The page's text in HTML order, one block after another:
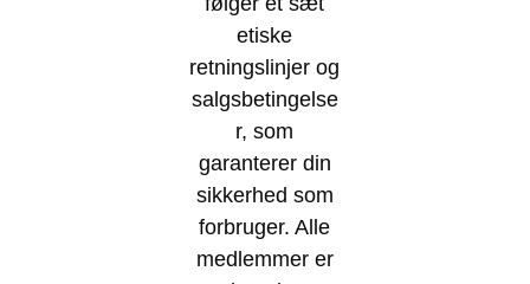
etiske
retningslinjer og
salgsbetingelse
r, som
garanterer din
sikkerhed som
forbruger. Alle
medlemmer er